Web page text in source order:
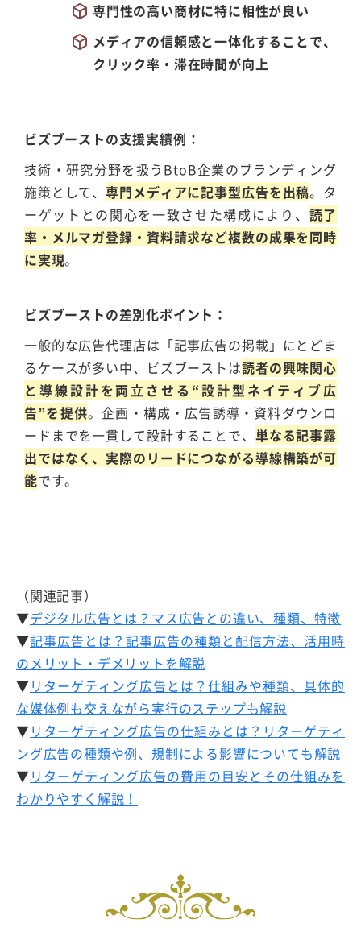
専門性の高い商材に特に相性が良い
メディアの信頼感と一体化することで、
クリック率・滞在時間が向上
ビズブーストの支援実績例
技術・研究分野を扱うBtoB企業のブランディング
施策として、専門メディアに記事型広告を出稿。タ
ーゲットとの関心を一致させた構成により、 読了
率・メルマガ登録・資料請求など複数の成果を同時
に実現。
ビズブーストの差別化ポイント
一般的な広告代理店は「記事広告の掲載」にとどま
るケースが多い中、ビズブーストは読者の興味関心
と導線設計を両立させる“設計型ネイティブ広
告”を提供。企画・構成・広告誘導・資料ダウンロ
ードまでを一貫して設計することで、 単なる記事露
出ではなく、実際のリードにつながる導線構築が可
能です。
（関連記事）
▼デジタル広告とは？マス広告との違い、種類、特徴
▼記事広告とは？記事広告の種類と配信方法、活用時
のメリット・デメリットを解説
▼リターゲティング広告とは？仕組みや種類、具体的
な媒体例も交えながら実行のステップも解説
▼リターゲティング広告の仕組みとは？リターゲティ
ング広告の種類や例、規制による影響についても解説
▼リターゲティング広告の費用の目安とその仕組みを
わかりやすく解説！